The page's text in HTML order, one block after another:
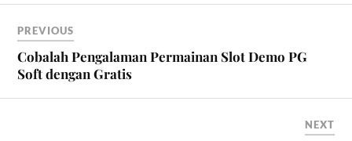
PREVIOUS
Cobalah Pengalaman Permainan Slot Demo PG
Soft dengan Gratis
NEXT